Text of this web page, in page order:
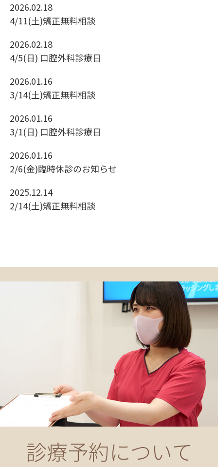
2026.02.18
4/11(土)矯正無料相談
2026.02.18
4/5(日) 口腔外科診療日
2026.01.16
3/14(土)矯正無料相談
2026.01.16
3/1(日) 口腔外科診療日
2026.01.16
2/6(金)臨時休診のお知らせ
2025.12.14
2/14(土)矯正無料相談
診療予約について